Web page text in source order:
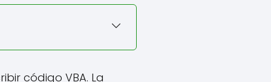
código VBA. La